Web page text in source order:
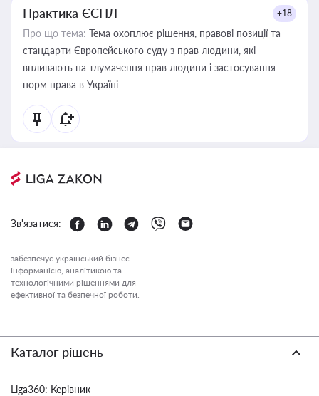
Практика ЄСПЛ +18
Про що тема: Тема охоплює рішення, правові позиції та
стандарти Європейського суду з прав людини, які
впливають на тлумачення прав людини і застосування
норм права в Україні
Зв'язатися:
забезпечує український бізнес
інформацією, аналітикою та
технологічними рішеннями для
ефективної та безпечної роботи.
Каталог рішень
Liga360: Керівник